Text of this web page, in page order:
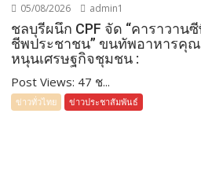
05/08/2026 admin1
ชลบุรีผนึก CPF จัด “คาราวาน
ชีพประชาชน” ขนทัพอาหารคุณ
หนุนเศรษฐกิจชุมชน :
Post Views: 47 ช...
ข่าวทั่วไทย ข่าวประชาสัมพันธ์